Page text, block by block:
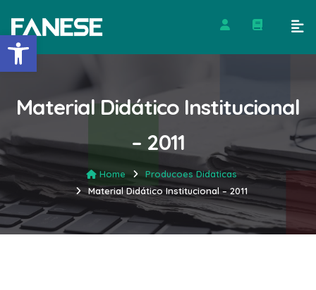
Barra de Ferramentas
Material Didático Institucional
– 2011
Home
Producoes Didaticas
Material Didático Institucional – 2011